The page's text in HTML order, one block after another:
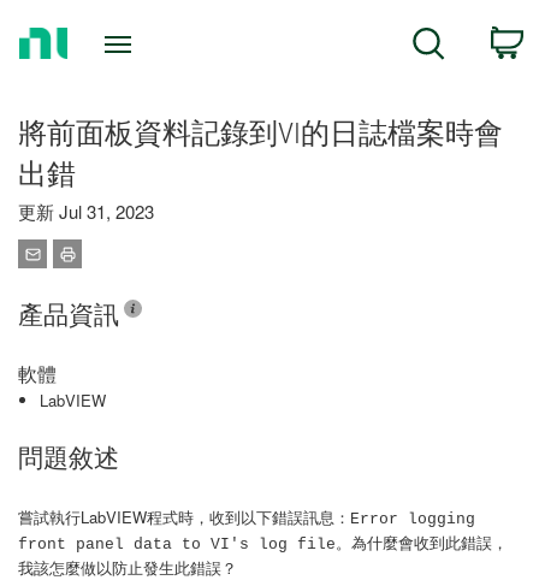
Search
將前面板資料記錄到VI的日誌檔案時會
出錯
更新 Jul 31, 2023
產品資訊
軟體
LabVIEW
問題敘述
嘗試執行LabVIEW程式時，收到以下錯誤訊息： Error logging
front panel data to VI's log file。為什麼會收到此錯誤，
我該怎麼做以防止發生此錯誤？